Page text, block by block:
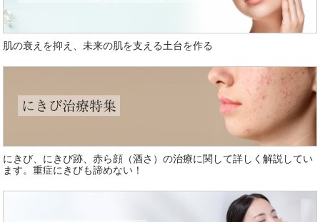
肌の衰えを抑え、未来の肌を支える土台を作る
にきび治療特集
にきび、にきび跡、赤ら顔（酒さ）の治療に関して詳しく解説してい
ます。重症にきびも諦めない！